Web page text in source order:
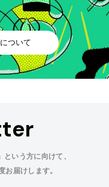
ついて
という方に向けて、
届けします。